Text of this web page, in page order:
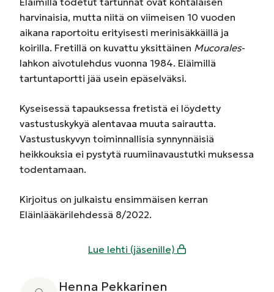
harvinaisia, mutta niitä on viimeisen 10 vuoden
aikana raportoitu erityisesti merinisäkkäillä ja
koirilla. Fretillä on kuvattu yksittäinen Mucorales-
lahkon aivotulehdus vuonna 1984. Eläimillä
tartuntaportti jää usein epäselväksi.
Kyseisessä tapauksessa fretistä ei löydetty
vastustuskykyä alentavaa muuta sairautta.
Vastustuskyvyn toiminnallisia synnynnäisiä
heikkouksia ei pystytä ruumiinavaustutki muksessa
todentamaan.
Kirjoitus on julkaistu ensimmäisen kerran
Eläinlääkärilehdessä 8/2022.
Lue lehti (jäsenille)
Henna Pekkarinen